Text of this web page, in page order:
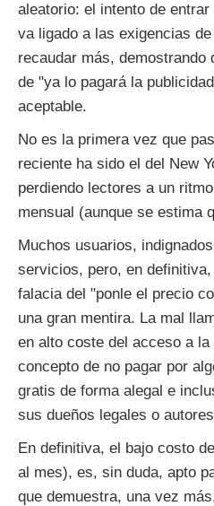
aleatorio: el intento de
va ligado a las exigencias
recaudar más, demostrando
de "ya lo pagará la
aceptable.
No es la primera vez que
reciente ha sido el del New
perdiendo lectores a un
mensual (aunque se estima
Muchos usuarios,
servicios, pero, en
falacia del "ponle el precio
una gran mentira. La mal
en alto coste del acceso a
concepto de no pagar por
gratis de forma alegal e
sus dueños legales o
En definitiva, el bajo costo
al mes), es, sin duda, apto
que demuestra, una vez